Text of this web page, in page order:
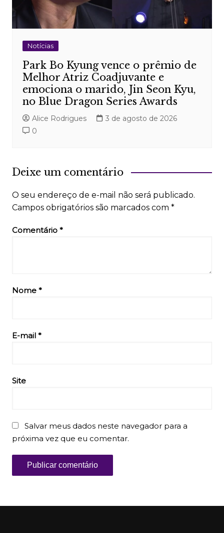
Notícias
Park Bo Kyung vence o prêmio de
Melhor Atriz Coadjuvante e
emociona o marido, Jin Seon Kyu,
no Blue Dragon Series Awards
Alice Rodrigues
3 de agosto de 2026
0
Deixe um comentário
O seu endereço de e-mail não será publicado.
Campos obrigatórios são marcados com *
Comentário *
Nome *
E-mail *
Site
Salvar meus dados neste navegador para a
próxima vez que eu comentar.